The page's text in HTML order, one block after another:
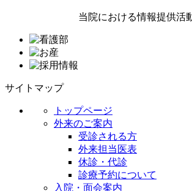
当院における情報提供活
サイトマップ
トップページ
外来のご案内
受診される方
外来担当医表
休診・代診
診療予約について
入院・面会案内